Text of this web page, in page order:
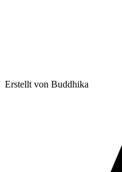
Erstellt von Buddhika